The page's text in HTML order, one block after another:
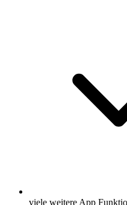
viele weitere App